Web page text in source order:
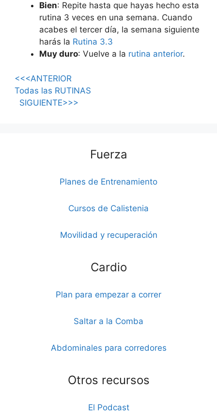
Bien: Repite hasta que hayas hecho esta
rutina 3 veces en una semana. Cuando
acabes el tercer día, la semana siguiente
harás la Rutina 3.3
Muy duro: Vuelve a la rutina anterior.
<<<ANTERIOR
Todas las RUTINAS
SIGUIENTE>>>
Fuerza
Planes de Entrenamiento
Cursos de Calistenia
Movilidad y recuperación
Cardio
Plan para empezar a correr
Saltar a la Comba
Abdominales para corredores
Otros recursos
El Podcast